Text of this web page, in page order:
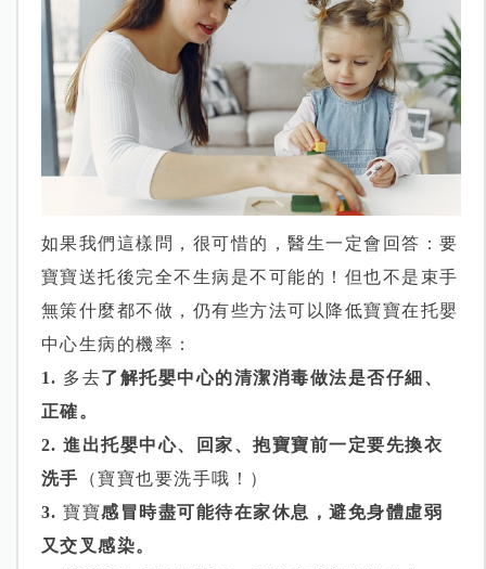
如果我們這樣問，很可惜的，醫生一定會回答：要
寶寶送托後完全不生病是不可能的！但也不是束手
無策什麼都不做，仍有些方法可以降低寶寶在托嬰
中心生病的機率：
1. 多去了解托嬰中心的清潔消毒做法是否仔細、
正確。
2. 進出托嬰中心、回家、抱寶寶前一定要先換衣
洗手
（寶寶也要洗手哦！）
3. 寶寶感冒時盡可能待在家休息，避免身體虛弱
又交叉感染。